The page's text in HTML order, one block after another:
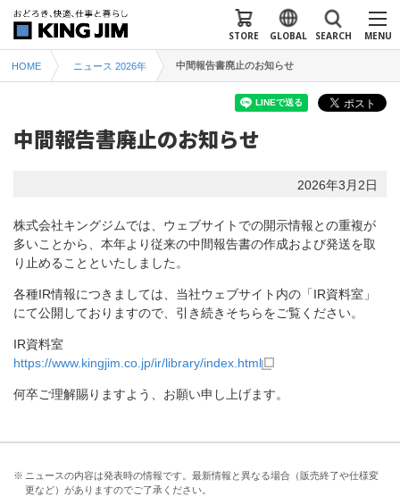
MENU
SEARCH
GLOBAL
STORE
HOME ニュース 2026年 中間報告書廃止のお知らせ
中間報告書廃止のお知らせ
2026年3月2日
株式会社キングジムでは、ウェブサイトでの開示情報との重複が
多いことから、本年より従来の中間報告書の作成および発送を取
り止めることといたしました。
各種IR情報につきましては、当社ウェブサイト内の「IR資料室」
にて公開しておりますので、引き続きそちらをご覧ください。
IR資料室
https://www.kingjim.co.jp/ir/library/index.html
何卒ご理解賜りますよう、お願い申し上げます。
※ ニュースの内容は発表時の情報です。最新情報と異なる場合（販売終了や仕様変
更など）がありますのでご了承ください。